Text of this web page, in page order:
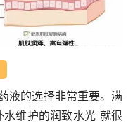
液的选择非常重要。满
维护的润致水光 就很